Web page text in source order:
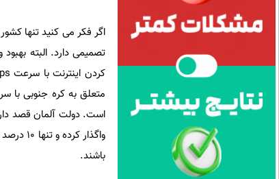
اگر فکر می کنید تنها
تصمیمی دارد. البته
باشند.